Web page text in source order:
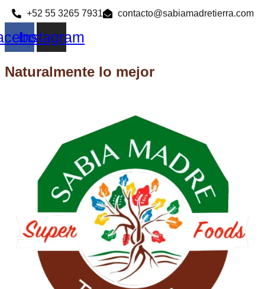
contenido
‪+52 55 3265 7931‬ contacto@sabiamadretierra.com
Instagram
Naturalmente lo mejor